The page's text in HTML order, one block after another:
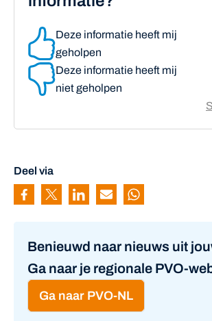
Deze informatie heeft mij
geholpen
Deze informatie heeft mij
niet geholpen
Deel via
Pagina delen via Facebook
Pagina delen via Twitter
Pagina delen via Linkedin
Pagina delen via
Pagina delen
Benieuwd naar nieuws uit
Ga naar je regionale PVO-
Ga naar PVO-NL